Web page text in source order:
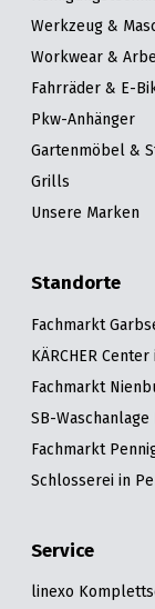
Werkzeug &
Workwear &
Fahrräder & E-
Pkw-Anhänger
Gartenmöbel &
Grills
Unsere Marken
Standorte
Fachmarkt
KÄRCHER
Fachmarkt
SB-
Fachmarkt
Schlosserei in
Service
linexo